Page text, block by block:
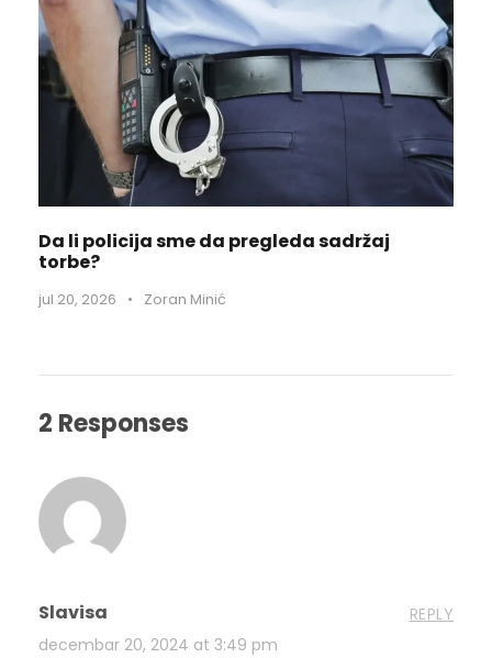
Da li policija sme da pregleda sadržaj
torbe?
jul 20, 2026 • Zoran Minić
2 Responses
Slavisa
decembar 20, 2024 at 3:49 pm
REPLY